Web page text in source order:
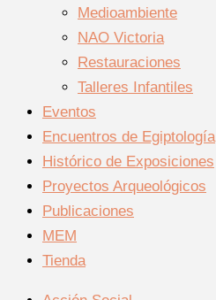
Medioambiente
NAO Victoria
Restauraciones
Talleres Infantiles
Eventos
Encuentros de Egiptología
Histórico de Exposiciones
Proyectos Arqueológicos
Publicaciones
MEM
Tienda